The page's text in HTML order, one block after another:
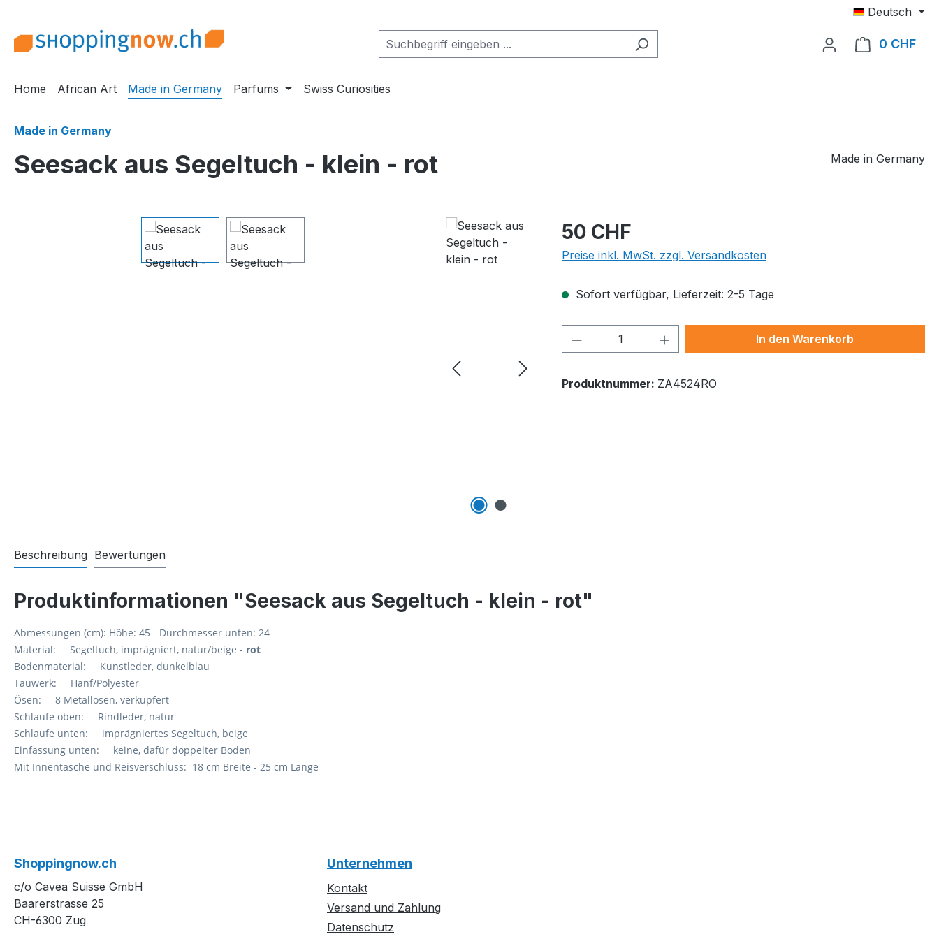
Deutsch
0 CHF
Home African Art Made in Germany Parfums Swiss Curiosities
Made in Germany
Seesack aus Segeltuch - klein - rot Made in Germany
Bildergalerie überspringen Regulärer Preis:
50 CHF
Preise inkl. MwSt. zzgl. Versandkosten
Sofort verfügbar, Lieferzeit: 2-5 Tage
Produkt Anzahl: Gib den gewünschten Wert
In den Warenkorb
Produktnummer: ZA4524RO
Beschreibung Bewertungen
Produktinformationen "Seesack aus Segeltuch - klein - rot"
Abmessungen (cm): Höhe: 45 - Durchmesser unten: 24
Material: Segeltuch, imprägniert, natur/beige - rot
Bodenmaterial: Kunstleder, dunkelblau
Tauwerk: Hanf/Polyester
Ösen: 8 Metallösen, verkupfert
Schlaufe oben: Rindleder, natur
Schlaufe unten: imprägniertes Segeltuch, beige
Einfassung unten: keine, dafür doppelter Boden
Mit Innentasche und Reisverschluss: 18 cm Breite - 25 cm Länge
Shoppingnow.ch
c/o Cavea Suisse GmbH
Baarerstrasse 25
CH-6300 Zug
Unternehmen
Kontakt
Versand und Zahlung
Datenschutz